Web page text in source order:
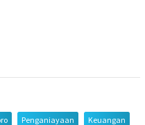
Penganiayaan Keuangan